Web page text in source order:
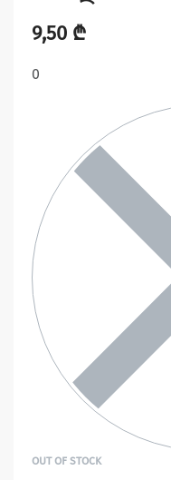
9,50 ₾
0
OUT OF STOCK